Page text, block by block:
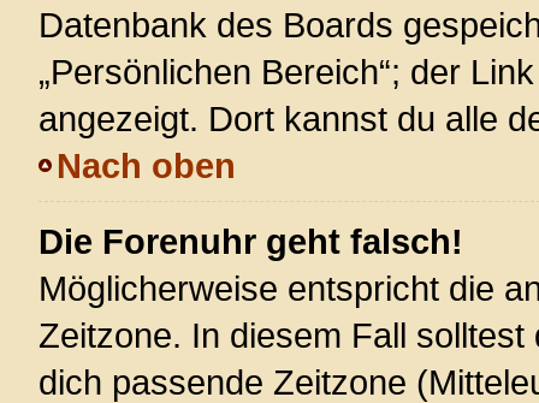
Datenbank des Boards
„Persönlichen Bereich“; der
angezeigt. Dort kannst du alle
Nach oben
Die Forenuhr geht falsch!
Möglicherweise entspricht die
Zeitzone. In diesem Fall solltest
dich passende Zeitzone